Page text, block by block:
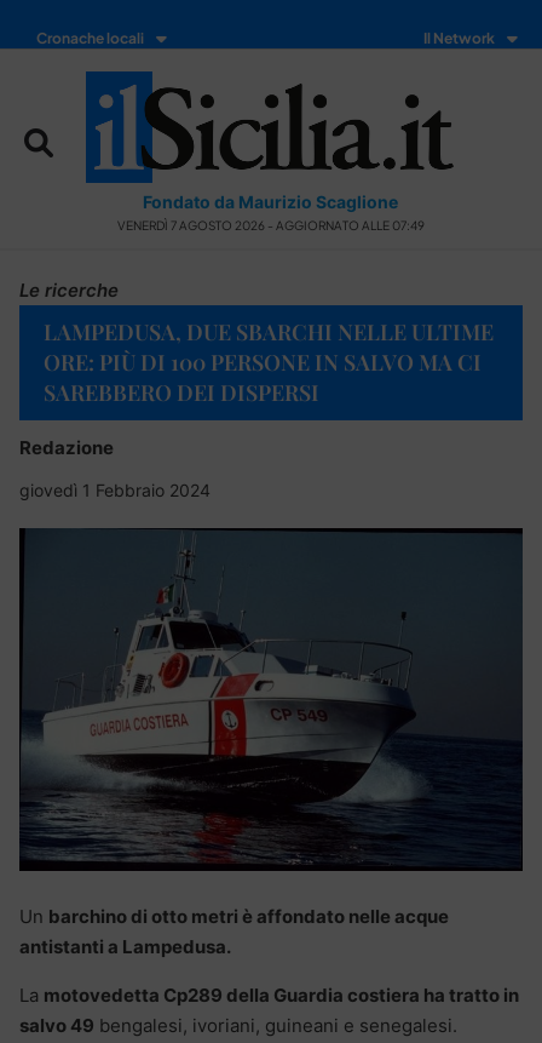
Cronache locali Il Network
Fondato da Maurizio Scaglione
VENERDÌ 7 AGOSTO 2026 - AGGIORNATO ALLE 07:49
Le ricerche
LAMPEDUSA, DUE SBARCHI NELLE ULTIME
ORE: PIÙ DI 100 PERSONE IN SALVO MA CI
SAREBBERO DEI DISPERSI
Redazione
giovedì 1 Febbraio 2024
Un barchino di otto metri è affondato nelle acque
antistanti a Lampedusa.
La motovedetta Cp289 della Guardia costiera ha tratto in
salvo 49 bengalesi, ivoriani, guineani e senegalesi.